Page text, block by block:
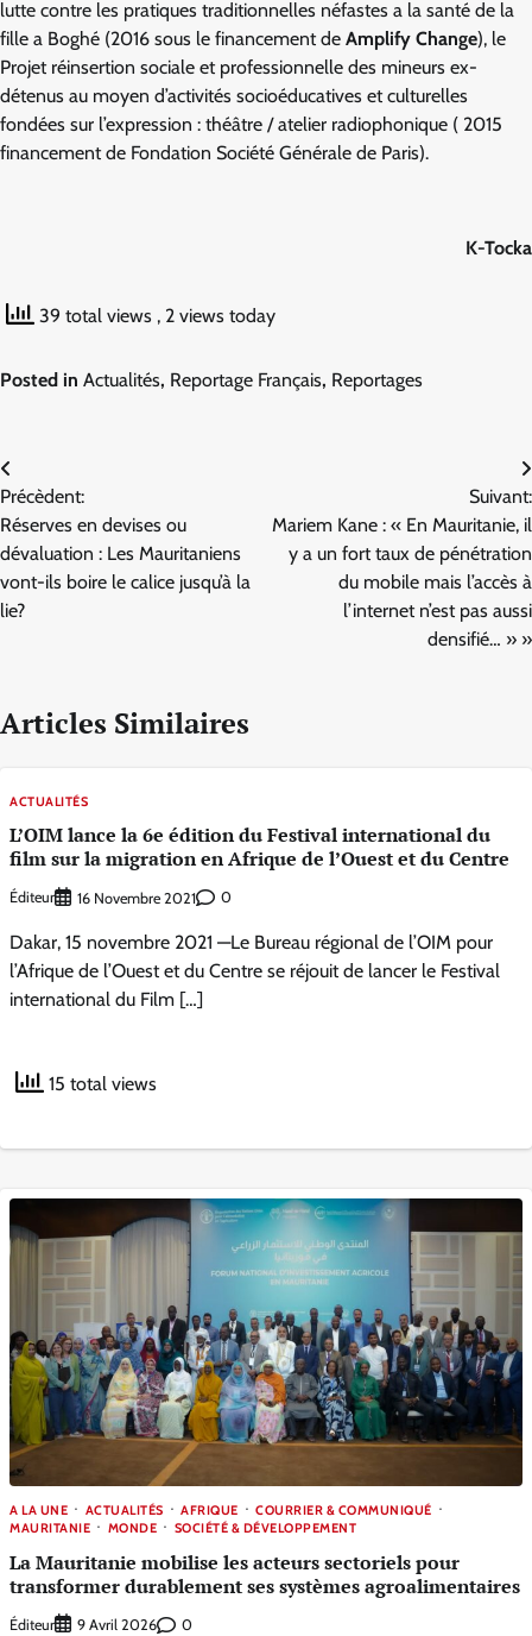
lutte contre les pratiques traditionnelles néfastes a la santé de la
fille a Boghé (2016 sous le financement de Amplify Change), le
Projet réinsertion sociale et professionnelle des mineurs ex-
détenus au moyen d’activités socioéducatives et culturelles
fondées sur l’expression : théâtre / atelier radiophonique ( 2015
financement de Fondation Société Générale de Paris).
K-Tocka
39 total views , 2 views today
Posted in Actualités, Reportage Français, Reportages
Navigation
de
l’article
Précèdent:
Réserves en devises ou
dévaluation : Les Mauritaniens
vont-ils boire le calice jusqu’à la
lie?
Suivant:
Mariem Kane : « En Mauritanie, il
y a un fort taux de pénétration
du mobile mais l’accès à
l’internet n’est pas aussi
densifié… » »
Articles Similaires
ACTUALITÉS
L’OIM lance la 6e édition du Festival international du
film sur la migration en Afrique de l’Ouest et du Centre
Éditeur 16 Novembre 2021 0
Dakar, 15 novembre 2021 —Le Bureau régional de l’OIM pour
l’Afrique de l’Ouest et du Centre se réjouit de lancer le Festival
international du Film […]
15 total views
A LA UNE ACTUALITÉS AFRIQUE
COURRIER & COMMUNIQUÉ
MAURITANIE
MONDE SOCIÉTÉ & DÉVELOPPEMENT
La Mauritanie mobilise les acteurs sectoriels pour
transformer durablement ses systèmes agroalimentaires
Éditeur 9 Avril 2026 0